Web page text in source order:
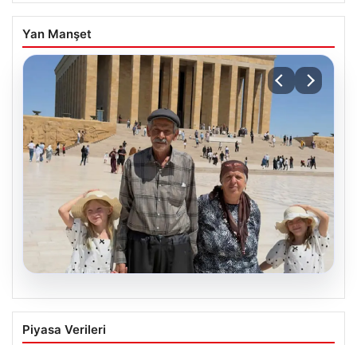
Yan Manşet
Bakan Göktaş’tan 34 Yıl Sonra Çocuk
Sevinci Yaşayan Doğan Ailesine Tam
Piyasa Verileri